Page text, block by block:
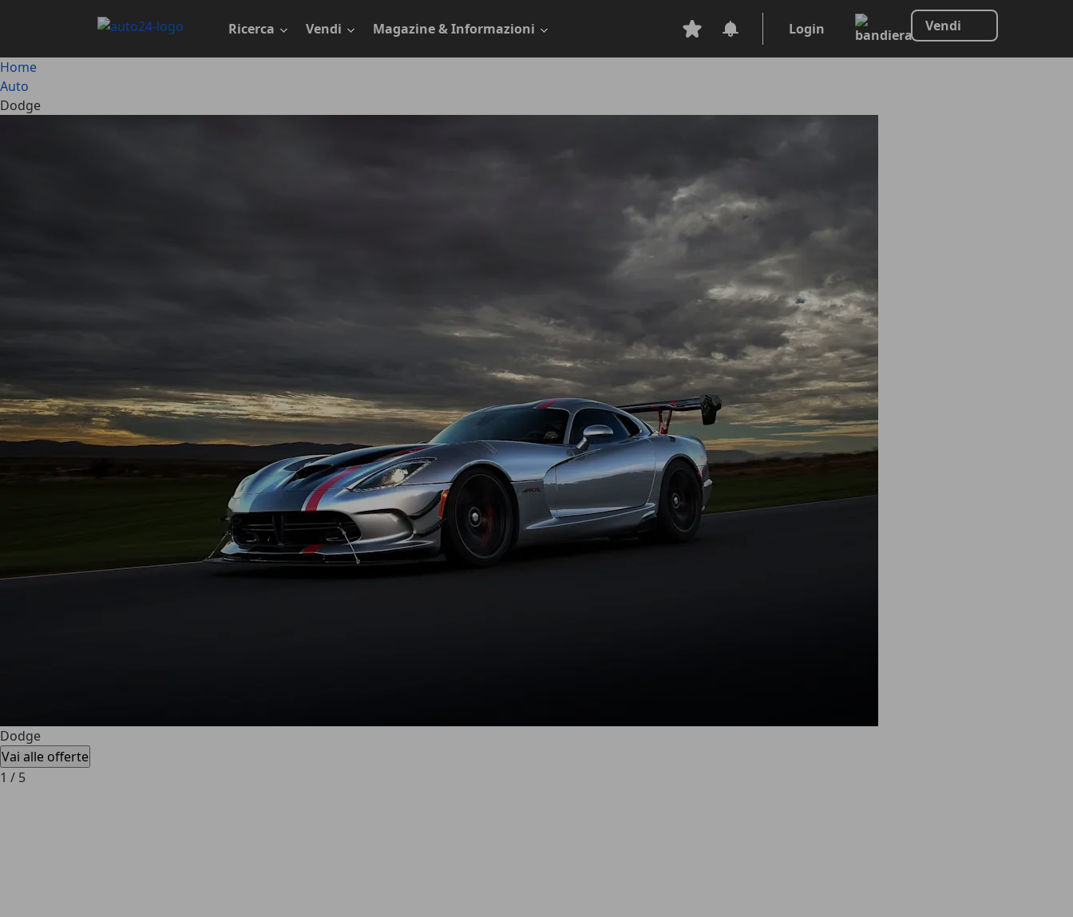
principale
Ricerca Vendi Magazine & Informazioni Login Vendi
Home
Auto
Dodge
Dodge
Vai alle offerte
1 / 5